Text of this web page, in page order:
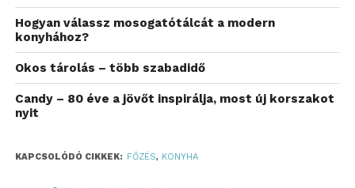
fagyasztott ételek, például hasábburgonya vagy
csirkefalatok elkészítésére alkalmas, pedig az
eszköz ennél lényegesen sokoldalúbb.
Grillezhetünk benne húsokat, halakat, zöldségeket,
sőt, akár süteményeket is készíthetünk, utóbbiak
között például különböző piskótákat vagy pitéket is.
kimondottan airfryerekhez adják meg a
Hogyan válassz mosogatótálcát a modern
konyhához?
Okos tárolás – több szabadidő
Candy – 80 éve a jövőt inspirálja, most új korszakot
nyit
KAPCSOLÓDÓ CIKKEK: FŐZÉS, KONYHA